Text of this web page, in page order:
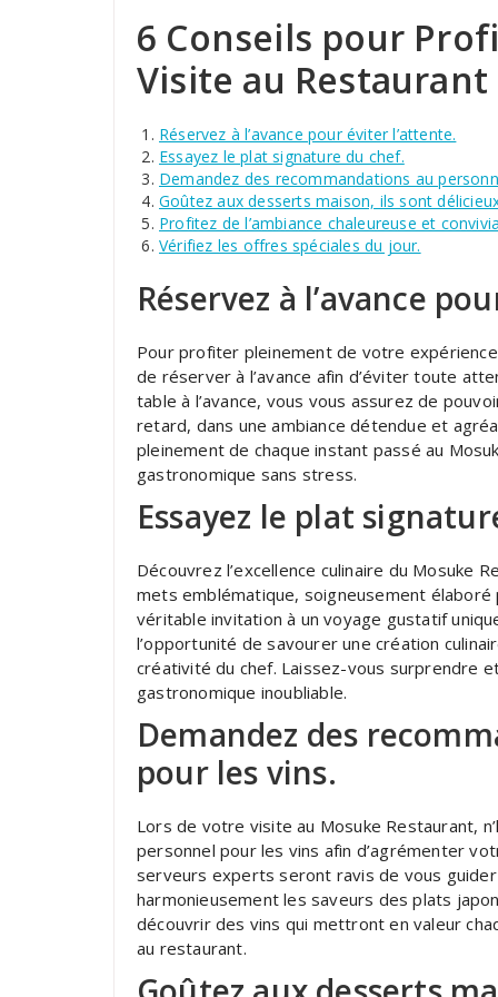
6 Conseils pour
Visite au
Réservez à l’avance pour éviter l’attente.
Essayez le plat signature du chef.
Demandez des recommandations au
Goûtez aux desserts maison, ils sont
Profitez de l’ambiance chaleureuse et
Vérifiez les offres spéciales du jour.
Réservez à l’avance
Pour profiter pleinement de votre
de réserver à l’avance afin d’éviter toute
table à l’avance, vous vous assurez de
retard, dans une ambiance détendue et
pleinement de chaque instant passé au
gastronomique sans stress.
Essayez le plat
Découvrez l’excellence culinaire du Mosuke
mets emblématique, soigneusement
véritable invitation à un voyage gustatif
l’opportunité de savourer une création
créativité du chef. Laissez-vous surprendre
gastronomique inoubliable.
Demandez des
pour les vins.
Lors de votre visite au Mosuke Restaurant,
personnel pour les vins afin d’agrémenter
serveurs experts seront ravis de vous
harmonieusement les saveurs des plats
découvrir des vins qui mettront en valeur
au restaurant.